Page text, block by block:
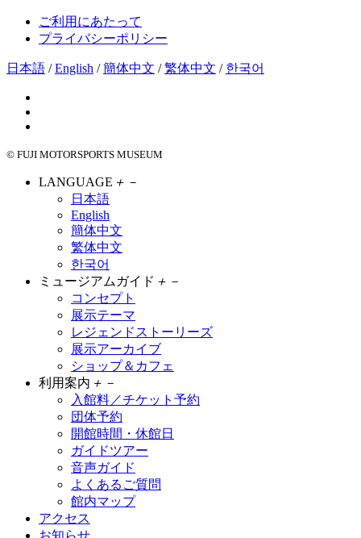
ご利用にあたって
プライバシーポリシー
日本語 /English /簡体中文 /繁体中文 / 한국어
© FUJI MOTORSPORTS MUSEUM
LANGUAGE ＋ －
日本語
English
簡体中文
繁体中文
한국어
ミュージアムガイド ＋ －
コンセプト
展示テーマ
レジェンドストーリーズ
展示アーカイブ
ショップ＆カフェ
利用案内 ＋ －
入館料／チケット予約
団体予約
開館時間・休館日
ガイドツアー
音声ガイド
よくあるご質問
館内マップ
アクセス